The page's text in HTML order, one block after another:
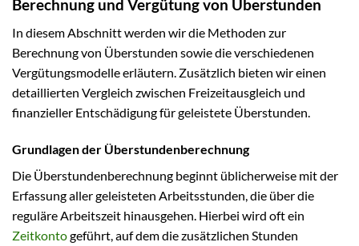
Berechnung und Vergütung von Überstunden
In diesem Abschnitt werden wir die Methoden zur
Berechnung von Überstunden sowie die verschiedenen
Vergütungsmodelle erläutern. Zusätzlich bieten wir einen
detaillierten Vergleich zwischen Freizeitausgleich und
finanzieller Entschädigung für geleistete Überstunden.
Grundlagen der Überstundenberechnung
Die Überstundenberechnung beginnt üblicherweise mit der
Erfassung aller geleisteten Arbeitsstunden, die über die
reguläre Arbeitszeit hinausgehen. Hierbei wird oft ein
Zeitkontogeführt, auf dem die zusätzlichen Stunden